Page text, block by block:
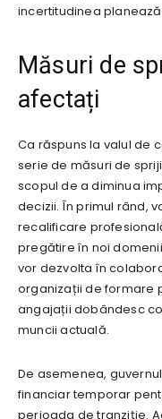
incertitudinea
Măsuri de
afectați
Ca răspuns la valul de
serie de măsuri de
scopul de a diminua
decizii. În primul rând,
recalificare
pregătire în noi
vor dezvolta în
organizații de formare
angajații dobândesc
muncii actuală.
De asemenea,
financiar temporar
perioada de tranziție.